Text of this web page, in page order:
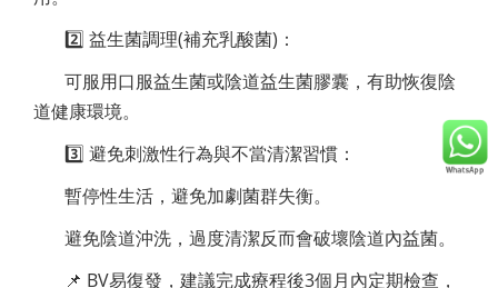
2️⃣ 益生菌調理(補充乳酸菌)：
可服用口服益生菌或陰道益生菌膠囊，有助恢復陰
道健康環境。
3️⃣ 避免刺激性行為與不當清潔習慣：
暫停性生活，避免加劇菌群失衡。
避免陰道沖洗，過度清潔反而會破壞陰道內益菌。
📌 BV易復發，建議完成療程後3個月內定期檢查，